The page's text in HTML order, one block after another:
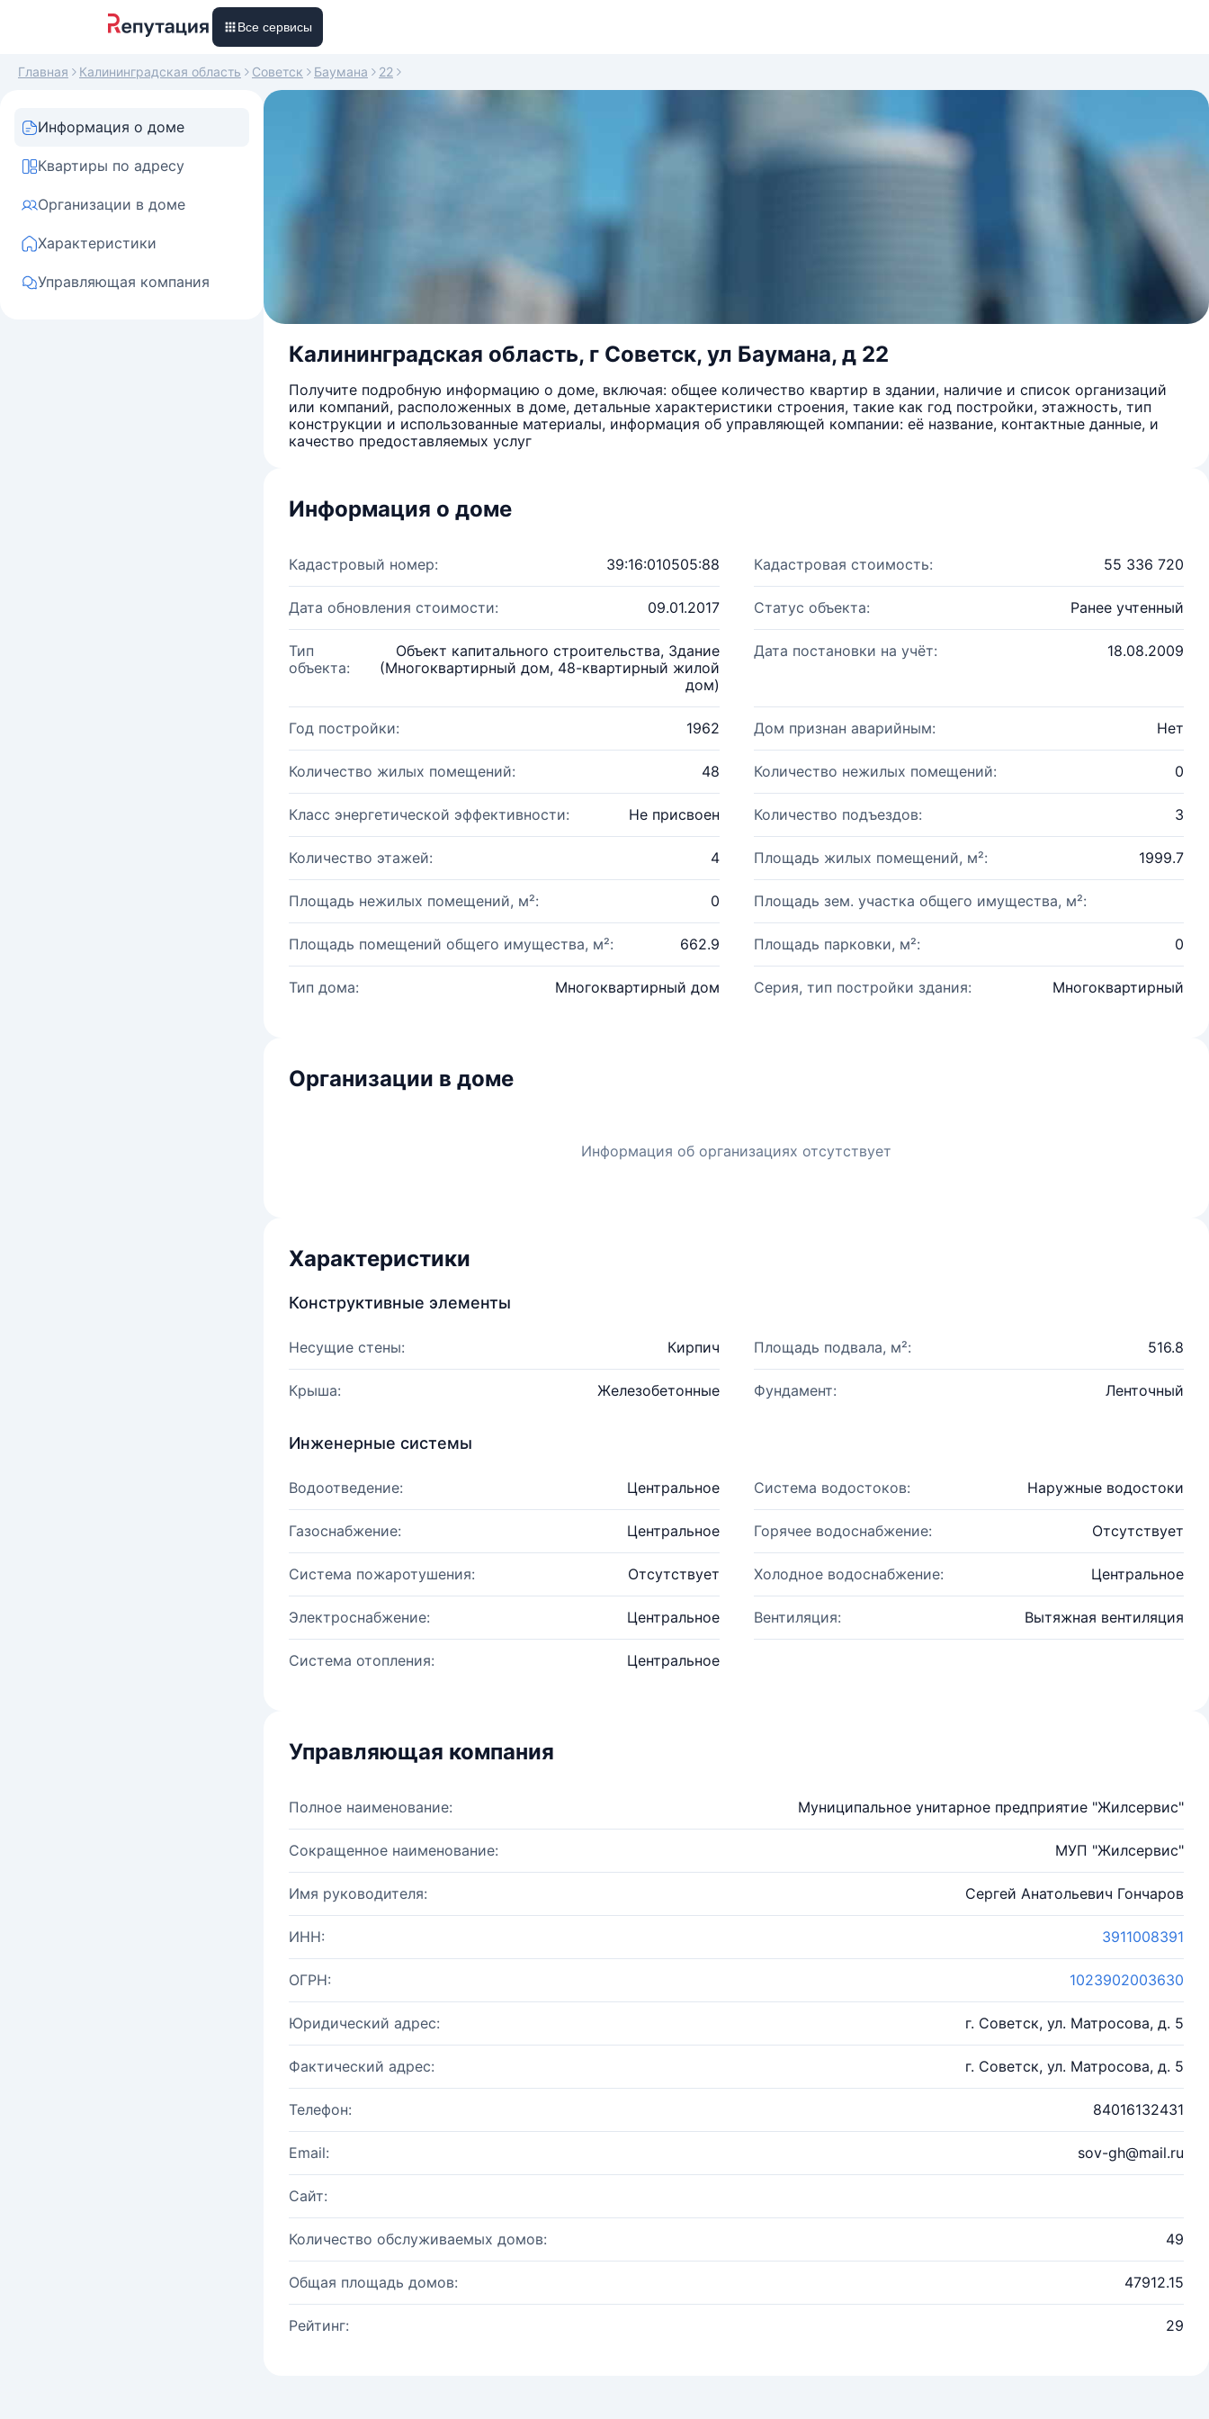
Все сервисы
Главная Калининградская область Советск Баумана 22
Информация о доме
Квартиры по адресу
Организации в доме
Характеристики
Управляющая компания
Калининградская область, г Советск, ул Баумана, д 22
Получите подробную информацию о доме, включая: общее количество квартир в здании, наличие и список организаций
или компаний, расположенных в доме, детальные характеристики строения, такие как год постройки, этажность, тип
конструкции и использованные материалы, информация об управляющей компании: её название, контактные данные, и
качество предоставляемых услуг
Информация о доме
Кадастровый номер: 39:16:010505:88 Кадастровая стоимость: 55 336 720
Дата обновления стоимости: 09.01.2017 Статус объекта: Ранее учтенный
Тип
объекта:
Объект капитального строительства, Здание
(Многоквартирный дом, 48-квартирный жилой
дом)
Дата постановки на учёт: 18.08.2009
Год постройки: 1962 Дом признан аварийным: Нет
Количество жилых помещений: 48 Количество нежилых помещений: 0
Класс энергетической эффективности: Не присвоен Количество подъездов: 3
Количество этажей: 4 Площадь жилых помещений, м²: 1999.7
Площадь нежилых помещений, м²: 0 Площадь зем. участка общего имущества, м²:
Площадь помещений общего имущества, м²: 662.9 Площадь парковки, м²: 0
Тип дома: Многоквартирный дом Серия, тип постройки здания: Многоквартирный
Организации в доме
Информация об организациях отсутствует
Характеристики
Конструктивные элементы
Несущие стены: Кирпич Площадь подвала, м²: 516.8
Крыша: Железобетонные Фундамент: Ленточный
Инженерные системы
Водоотведение: Центральное Система водостоков: Наружные водостоки
Газоснабжение: Центральное Горячее водоснабжение: Отсутствует
Система пожаротушения: Отсутствует Холодное водоснабжение: Центральное
Электроснабжение: Центральное Вентиляция: Вытяжная вентиляция
Система отопления: Центральное
Управляющая компания
Полное наименование: Муниципальное унитарное предприятие "Жилсервис"
Сокращенное наименование: МУП "Жилсервис"
Имя руководителя: Сергей Анатольевич Гончаров
ИНН: 3911008391
ОГРН: 1023902003630
Юридический адрес: г. Советск, ул. Матросова, д. 5
Фактический адрес: г. Советск, ул. Матросова, д. 5
Телефон: 84016132431
Email: sov-gh@mail.ru
Сайт:
Количество обслуживаемых домов: 49
Общая площадь домов: 47912.15
Рейтинг: 29